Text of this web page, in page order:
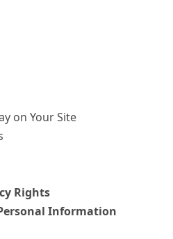
on Your Site
Rights
Information